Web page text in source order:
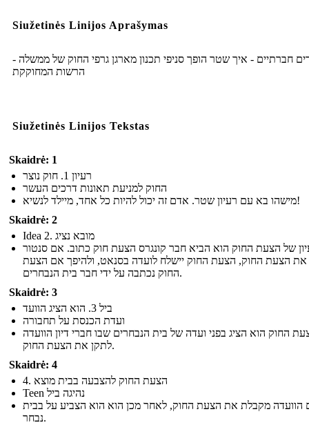
Siužetinės Linijos Aprašymas
חברתיים - איך שטר הופך סניפי תכנון מארגן גרפי החוק של ממשלה -
הרשות המחוקקת
Siužetinės Linijos Tekstas
Skaidrė: 1
רעיון 1. חוק נוצר
החוק למניעת תאונות דרכים העשר
מישהו בא עם רעיון שטר. אדם זה יכול להיות כל אחד, מיילד לנשיא!
Skaidrė: 2
Idea 2. מובא נציג
של הצעת החוק הוא הביא חבר קונגרס הצעת חוק כתוב. אם סנטור
את הצעת החוק, הצעת החוק יישלח לועדה בסנאט, ולהיפך אם הצעת
החוק נכתבה על ידי חבר בית הנבחרים.
Skaidrė: 3
ביל 3. הוא הציג הוועד
ועדת הכנסת על תחבורה
החוק הוא הציג בפני ועדה של בית הנבחרים שבו חברי דיון הוועדה
לתקן את הצעת החוק.
Skaidrė: 4
4. הצעת החוק להצבעה בבית מוצא
Teen נהיגה ביל
הוועדה מקבלת את הצעת החוק, לאחר מכן הוא הוא הצביע על בבית
נבחר.